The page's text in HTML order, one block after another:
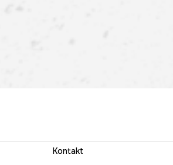
Kontakt